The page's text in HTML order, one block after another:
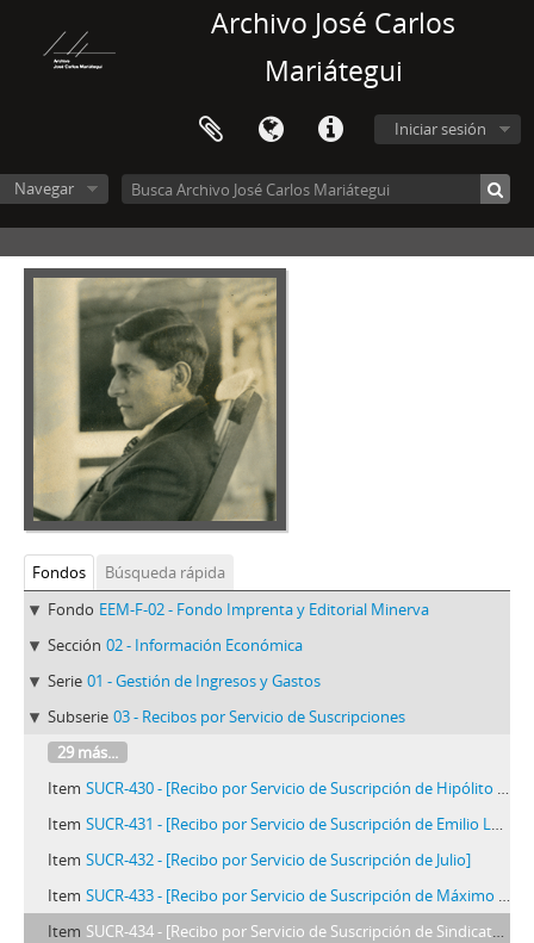
Archivo José Carlos
Mariátegui
Iniciar sesión
Navegar
Fondos
Búsqueda rápida
Fondo EEM-F-02 - Fondo Imprenta y Editorial Minerva
Sección 02 - Información Económica
Serie 01 - Gestión de Ingresos y Gastos
Subserie 03 - Recibos por Servicio de Suscripciones
29 más...
Item SUCR-430 - [Recibo por Servicio de Suscripción de Hipólito Donayre]
Item SUCR-431 - [Recibo por Servicio de Suscripción de Emilio Lagunas]
Item SUCR-432 - [Recibo por Servicio de Suscripción de Julio]
Item SUCR-433 - [Recibo por Servicio de Suscripción de Máximo Quiroz]
Item SUCR-434 - [Recibo por Servicio de Suscripción de Sindicato San Jacinto]